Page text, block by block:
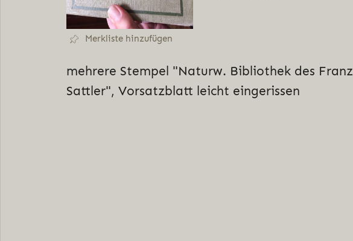
Merkliste hinzufügen
mehrere Stempel "Naturw. Bibliothek des Franz
Sattler", Vorsatzblatt leicht eingerissen